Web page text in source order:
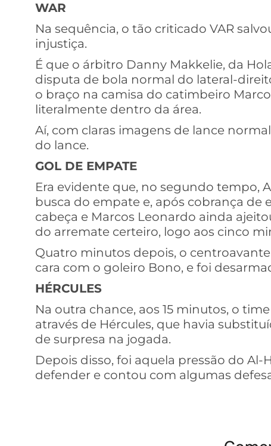
WAR
Na sequência, o tão criticado VAR
injustiça.
É que o árbitro Danny Makkelie, da
disputa de bola normal do lateral-
o braço na camisa do catimbeiro
literalmente dentro da área.
Aí, com claras imagens de lance
do lance.
GOL DE EMPATE
Era evidente que, no segundo tempo,
busca do empate e, após cobrança de
cabeça e Marcos Leonardo ainda
do arremate certeiro, logo aos cinco
Quatro minutos depois, o
cara com o goleiro Bono, e foi
HÉRCULES
Na outra chance, aos 15 minutos, o
através de Hércules, que havia
de surpresa na jogada.
Depois disso, foi aquela pressão do Al-
defender e contou com algumas